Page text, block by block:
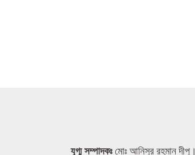
যুগ্ম সম্পাদকঃমোঃ আনিসুর রহমান দীপু।